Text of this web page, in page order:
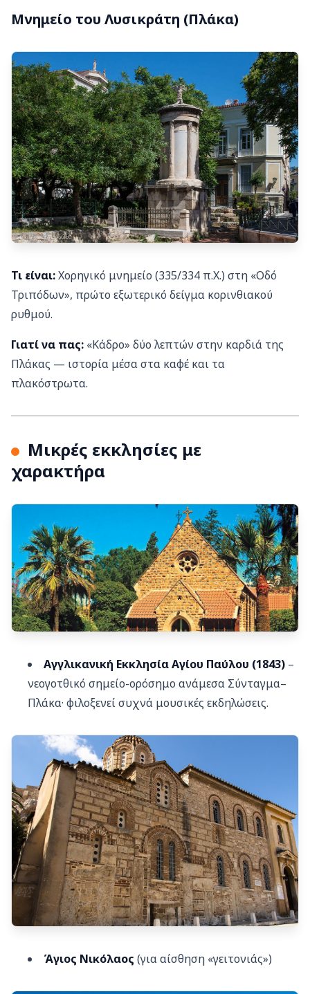
Μνημείο του Λυσικράτη (Πλάκα)
Τι είναι:Χορηγικό μνημείο (335/334 π.Χ.) στη «Οδό
Τριπόδων», πρώτο εξωτερικό δείγμα κορινθιακού
ρυθμού.
Γιατί να πας: «Κάδρο» δύο λεπτών στην καρδιά της
Πλάκας — ιστορία μέσα στα καφέ και τα
πλακόστρωτα.
Μικρές εκκλησίες με
χαρακτήρα
Αγγλικανική Εκκλησία Αγίου Παύλου (1843) –
νεογοτθικό σημείο-ορόσημο ανάμεσα Σύνταγμα–
Πλάκα· φιλοξενεί συχνά μουσικές εκδηλώσεις.
Άγιος Νικόλαος (για αίσθηση «γειτονιάς»)